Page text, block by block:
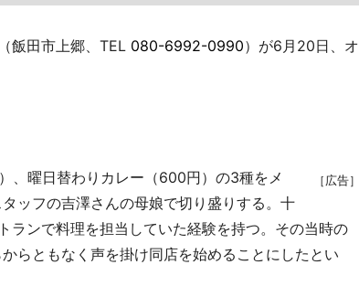
飯田市上郷、TEL 080-6992-0990）が6月20日、オ
［広告］
曜日替わりカレー（600円）の3種をメ
ッフの吉澤さんの母娘で切り盛りする。十
ランで料理を担当していた経験を持つ。その当時の
らともなく声を掛け同店を始めることにしたとい